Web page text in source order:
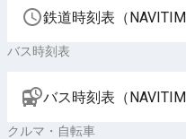
鉄道時刻表（
バス時刻表
バス時刻表（
クルマ・自転車